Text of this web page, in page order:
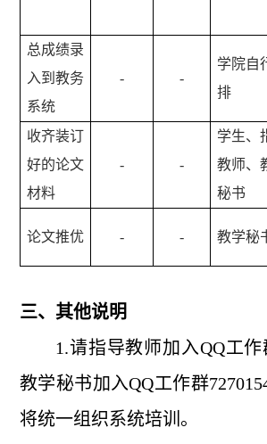
总成绩录
入到教务
系统
- -
学院自
排
收齐装订
好的论文
材料
- -
学生、
教师、
秘书
论文推优 - - 教学秘
三、其他说明
1.请指导教师加入QQ工作
教学秘书加入QQ工作群
将统一组织系统培训。